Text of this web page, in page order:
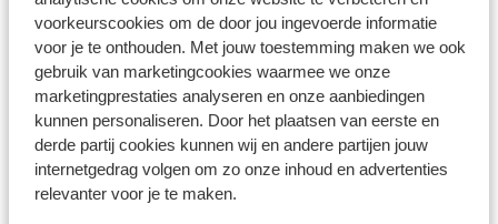
voorkeurscookies om de door jou ingevoerde informatie
voor je te onthouden. Met jouw toestemming maken we ook
gebruik van marketingcookies waarmee we onze
marketingprestaties analyseren en onze aanbiedingen
kunnen personaliseren. Door het plaatsen van eerste en
derde partij cookies kunnen wij en andere partijen jouw
internetgedrag volgen om zo onze inhoud en advertenties
relevanter voor je te maken.
Afstanden
Afstand tot centrum: bad hofgastein circa 1,7
kilometer
Afstand tot skilift circa 1,8 kilometer
Winkels: 1 km
Restaurant: 40 m
Rustig gelegen